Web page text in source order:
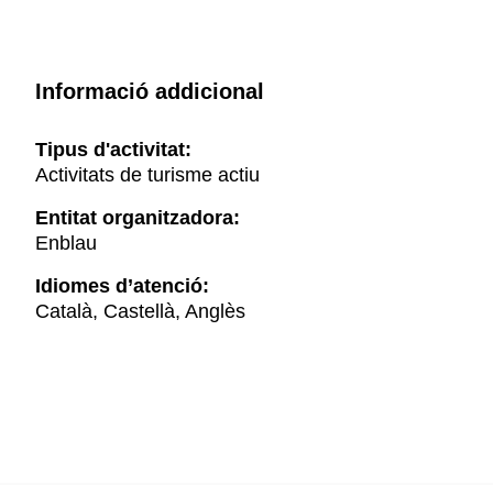
Informació addicional
Tipus d'activitat:
Activitats de turisme actiu
Entitat organitzadora:
Enblau
Idiomes d’atenció:
Català, Castellà, Anglès